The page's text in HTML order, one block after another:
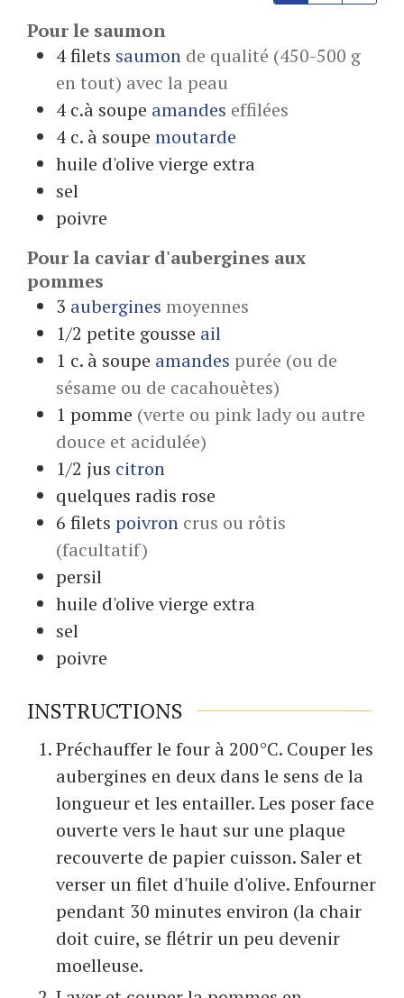
Pour le saumon
4filets saumon de qualité (450-500 g
en tout) avec la peau
4 c.à soupe amandes effilées
4 c. à soupe moutarde
huile d'olive vierge extra
sel
poivre
Pour la caviar d'aubergines aux
pommes
3 aubergines moyennes
1/2 petite gousse ail
1 c. à soupe amandes purée (ou de
sésame ou de cacahouètes)
1 pomme (verte ou pink lady ou autre
douce et acidulée)
1/2 jus citron
quelques radis rose
6 filets poivron crus ou rôtis
(facultatif)
persil
huile d'olive vierge extra
sel
poivre
INSTRUCTIONS
Préchauffer le four à 200°C. Couper les
aubergines en deux dans le sens de la
longueur et les entailler. Les poser face
ouverte vers le haut sur une plaque
recouverte de papier cuisson. Saler et
verser un filet d'huile d'olive. Enfourner
pendant 30 minutes environ (la chair
doit cuire, se flétrir un peu devenir
moelleuse.